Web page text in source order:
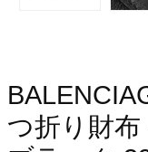
つ折り財